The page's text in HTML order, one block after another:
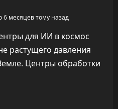
6 месяцев тому назад
для ИИ в космос
растущего давления
Центры обработки